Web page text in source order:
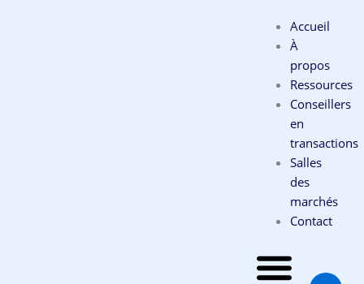
Accueil
À
propos
Ressources
Conseillers
en
transactions
Salles
des
marchés
Contact